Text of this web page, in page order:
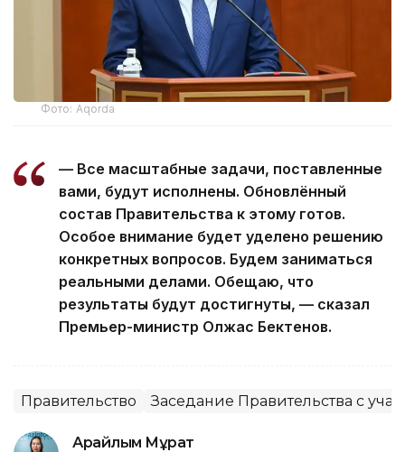
Фото: Aqorda
— Все масштабные задачи, поставленные
вами, будут исполнены. Обновлённый
состав Правительства к этому готов.
Особое внимание будет уделено решению
конкретных вопросов. Будем заниматься
реальными делами. Обещаю, что
результаты будут достигнуты, — сказал
Премьер-министр Олжас Бектенов.
Правительство Заседание Правительства с
Арайлым Мұрат